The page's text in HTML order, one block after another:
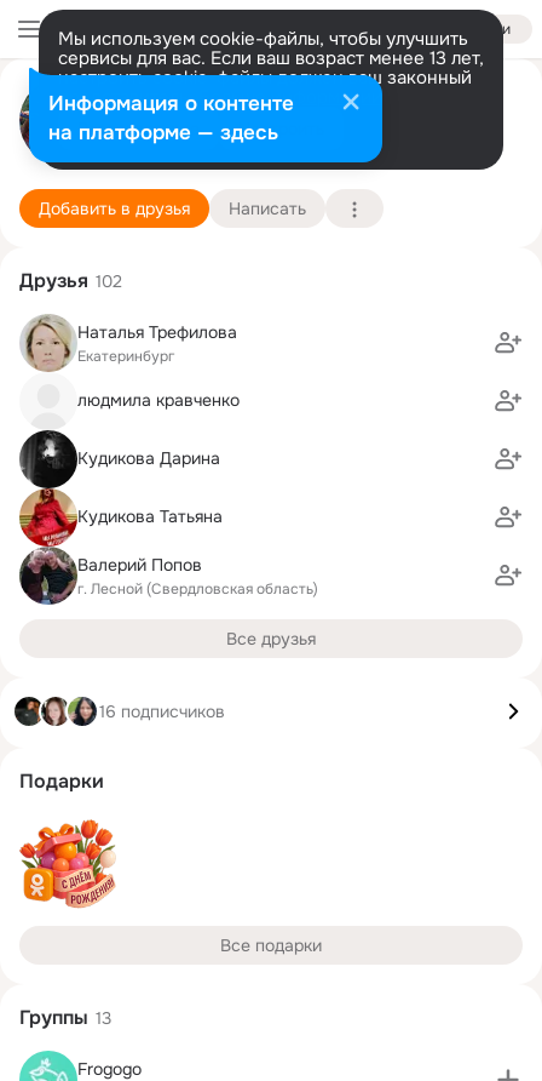
Войти
Мы используем cookie-файлы, чтобы улучшить
сервисы для вас. Если ваш возраст менее 13 лет,
настроить cookie-файлы должен ваш законный
представитель. Больше информации
Разрешить все Настроить
Марина Фурман (Шипигузова)
г. Верхняя Пышма (Свердловская область)
19 школа
Подробнее
Добавить в друзья Написать
Друзья 102
Наталья Трефилова
Екатеринбург
людмила кравченко
Кудикова Дарина
Кудикова Татьяна
Валерий Попов
г. Лесной (Свердловская область)
Все друзья
16 подписчиков
Подарки
Все подарки
Группы 13
Frogogo
Информация о контенте
на платформе — здесь